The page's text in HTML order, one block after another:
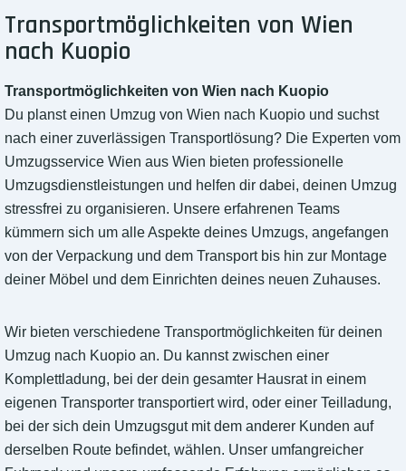
Transportmöglichkeiten von Wien
nach Kuopio
Transportmöglichkeiten von Wien nach Kuopio
Du planst einen Umzug von Wien nach Kuopio und suchst
nach einer zuverlässigen Transportlösung? Die Experten vom
Umzugsservice Wien aus Wien bieten professionelle
Umzugsdienstleistungen und helfen dir dabei, deinen Umzug
stressfrei zu organisieren. Unsere erfahrenen Teams
kümmern sich um alle Aspekte deines Umzugs, angefangen
von der Verpackung und dem Transport bis hin zur Montage
deiner Möbel und dem Einrichten deines neuen Zuhauses.
Wir bieten verschiedene Transportmöglichkeiten für deinen
Umzug nach Kuopio an. Du kannst zwischen einer
Komplettladung, bei der dein gesamter Hausrat in einem
eigenen Transporter transportiert wird, oder einer Teilladung,
bei der sich dein Umzugsgut mit dem anderer Kunden auf
derselben Route befindet, wählen. Unser umfangreicher